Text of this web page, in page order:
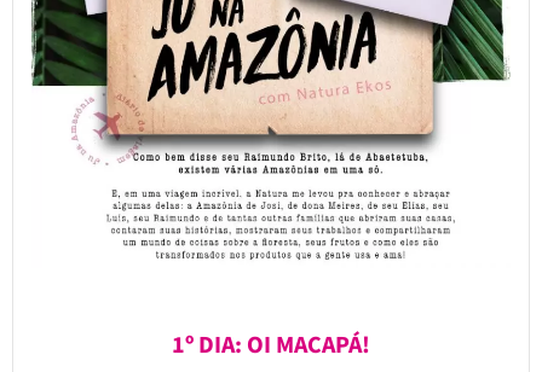
1º DIA: OI MACAPÁ!